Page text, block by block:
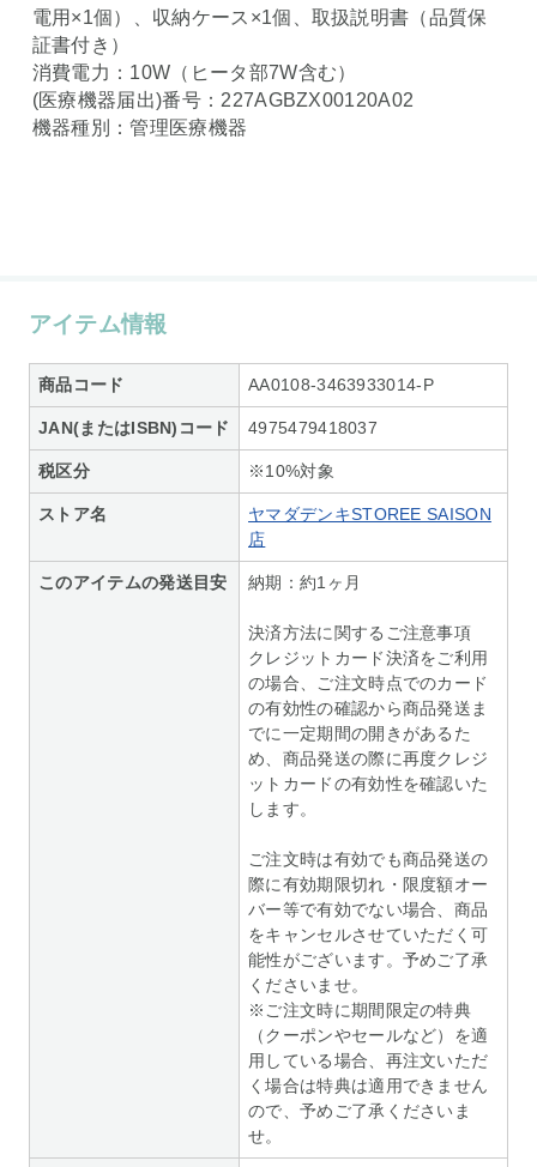
電用×1個）、収納ケース×1個、取扱説明書（品質保
証書付き）
消費電力：10W（ヒータ部7W含む）
(医療機器届出)番号：227AGBZX00120A02
機器種別：管理医療機器
アイテム情報
商品コード AA0108-3463933014-P
JAN(またはISBN)コード 4975479418037
税区分 ※10%対象
ストア名
ヤマダデンキSTOREE SAISON
店
このアイテムの発送目安 納期：約1ヶ月
決済方法に関するご注意事項
クレジットカード決済をご利用
の場合、ご注文時点でのカード
の有効性の確認から商品発送ま
でに一定期間の開きがあるた
め、商品発送の際に再度クレジ
ットカードの有効性を確認いた
します。
ご注文時は有効でも商品発送の
際に有効期限切れ・限度額オー
バー等で有効でない場合、商品
をキャンセルさせていただく可
能性がございます。予めご了承
くださいませ。
※ご注文時に期間限定の特典
（クーポンやセールなど）を適
用している場合、再注文いただ
く場合は特典は適用できません
ので、予めご了承くださいま
せ。